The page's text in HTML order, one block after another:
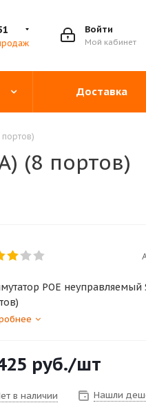
Войти
Мой кабинет
Доставка
портов)
(8 портов)
POE неуправляемый
руб./шт
в наличии Нашли